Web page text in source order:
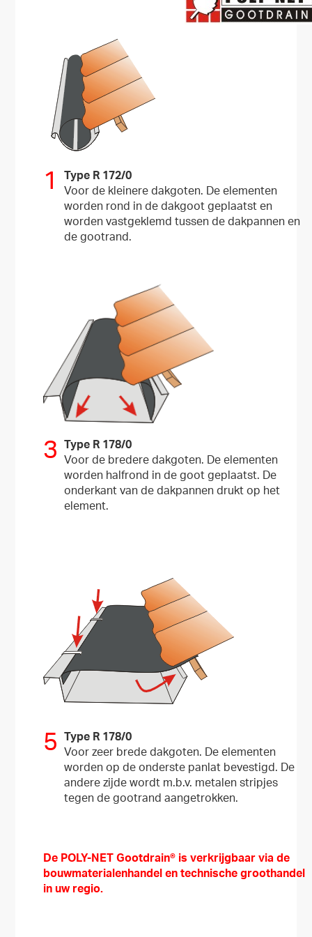
1
Type R 172/0
Voor de kleinere dakgoten. De elementen
worden rond in de dakgoot geplaatst en
worden vastgeklemd tussen de dakpannen en
de gootrand.
3
Type R 178/0
Voor de bredere dakgoten. De elementen
worden halfrond in de goot geplaatst. De
onderkant van de dakpannen drukt op het
element.
5
Type R 178/0
Voor zeer brede dakgoten. De elementen
worden op de onderste panlat bevestigd. De
andere zijde wordt m.b.v. metalen stripjes
tegen de gootrand aangetrokken.
De POLY-NET Gootdrain® is verkrijgbaar via de
bouwmaterialenhandel en technische groothandel
in uw regio.